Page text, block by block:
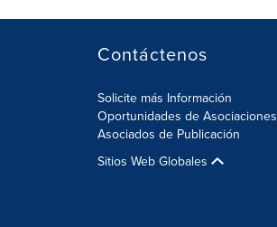
Contáctenos
Solicite más Información
Oportunidades de Asociaciones
Asociados de Publicación
Sitios Web Globales